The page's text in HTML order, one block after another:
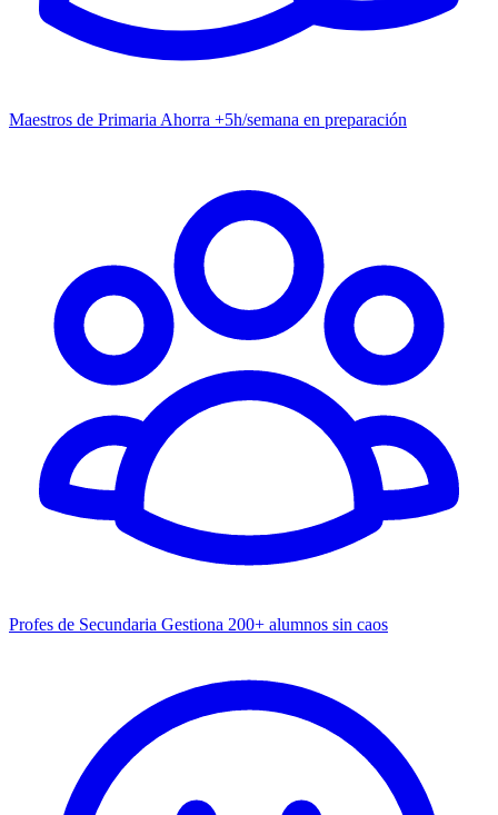
Maestros de Primaria Ahorra +5h/semana en preparación
Profes de Secundaria Gestiona 200+ alumnos sin caos